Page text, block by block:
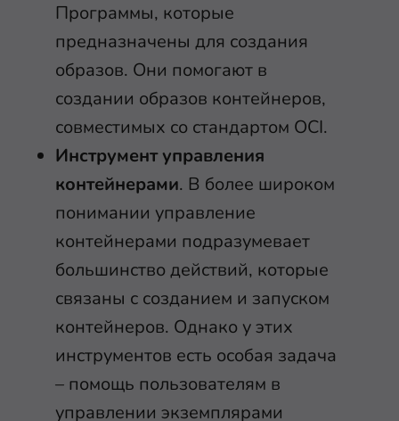
Программы, которые
предназначены для создания
образов. Они помогают в
создании образов контейнеров,
совместимых со стандартом OCI.
Инструмент управления
контейнерами. В более широком
понимании управление
контейнерами подразумевает
большинство действий, которые
связаны с созданием и запуском
контейнеров. Однако у этих
инструментов есть особая задача
– помощь пользователям в
управлении экземплярами